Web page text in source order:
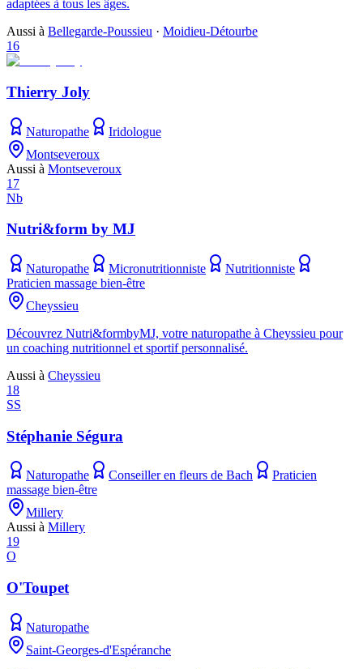
adaptées à tous les âges.
Aussi à Bellegarde-Poussieu · Moidieu-Détourbe
16
Thierry Joly
Naturopathe
Iridologue
Montseveroux
Aussi à Montseveroux
17
Nb
Nutri&form by MJ
Naturopathe Micronutritionniste
Nutritionniste
Praticien massage bien-être
Cheyssieu
Découvrez Nutri&formbyMJ, votre naturopathe à Cheyssieu pour
un coaching nutritionnel et sportif personnalisé.
Aussi à Cheyssieu
18
SS
Stéphanie Ségura
Naturopathe Conseiller en fleurs de Bach
Praticien
massage bien-être
Millery
Aussi à Millery
19
O
O'Toupet
Naturopathe
Saint-Georges-d'Espéranche